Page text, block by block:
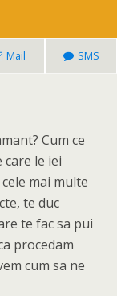
Mail SMS
Cum ce
care le iei
mai multe
te duc
te fac sa pui
procedam
cum sa ne